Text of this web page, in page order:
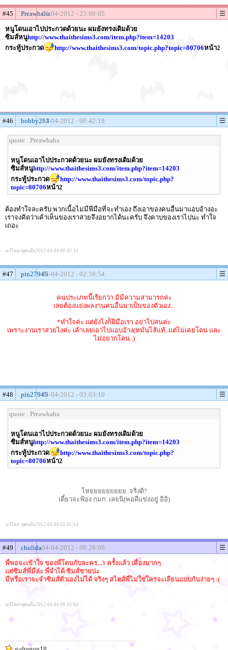
#45 Preawhaha03-04-2012 - 23:09:05
หนูโดนเอาไปประกวดด้วยนะ ผมยังทรงเดิมด้วย
ซิมส์หนูhttp://www.thaithesims3.com/item.php?item=14203
กระทู้ประกวด
http://www.thaithesims3.com/topic.php?topic=80706หน้า2
#46 bobby21304-04-2012 - 00:42:18
quote : Preawhaha
หนูโดนเอาไปประกวดด้วยนะ ผมยังทรงเดิมด้วย
ซิมส์หนูhttp://www.thaithesims3.com/item.php?item=14203
กระทู้ประกวด
http://www.thaithesims3.com/topic.php?
topic=80706หน้า2
ต้องทำใจละครับ พวกเนี้อไม่มีฟีมือที่จะทำเอง ถึงเอาของคนอื่นมาแอบอ้างอะ
เราจงคิดว่าเค้าเห็นของเราสวยจึงอยากได้นะครับ จึงคาบของเราไปนะ ทำใจ
เถอะ
แก้ไขล่าสุดเมื่อ 2012-04-04 00:42:34
#47 pin2794504-04-2012 - 02:59:54
คนประเภทนี้เรียกว่า มิมีความสามารถค่ะ
เลยต้องแย่งผลงานคนอื่นมาเป็นของตัวเอง...
*ทำใจค่ะ แต่ยังไงก็ฝีมือเรา อย่าไปสนค่ะ
เพราะงานเราสวยไงค่ะ เค้าเลยเอาไปแอบอ้าง(หมั่นไส้แท้..แต่ไม่เคยโดน และ
ไม่อยากโดน..)
#48 pin2794504-04-2012 - 03:03:10
quote : Preawhaha
หนูโดนเอาไปประกวดด้วยนะ ผมยังทรงเดิมด้วย
ซิมส์หนูhttp://www.thaithesims3.com/item.php?item=14203
กระทู้ประกวด
http://www.thaithesims3.com/topic.php?
topic=80706หน้า2
โหยยยยยยยยย..จริงดิ?
เดี๋ยวจะฟ้อง กมก. เลยนิ(พอดีแข่งอยู่ อิอิ)
แก้ไขล่าสุดเมื่อ 2012-04-04 03:05:54
#49 chulida04-04-2012 - 09:28:09
พี่พอจะเข้าใจ ของพี่โดนกับละคร...3 ครั้งแล้ว เคื่องมากๆ
แต่ซิมส์พี่มีล่ะ พี่จำได้ ซิมส์ชายน่ะ
มีหรือเราจะจำซิมส์ตัวเองไม่ได้ จริงๆ สไตส์พี่ไม่ใช่ใครจะเลียนแบบกันง่ายๆ :(
แก้ไขล่าสุดเมื่อ 2012-04-04 09:33:04